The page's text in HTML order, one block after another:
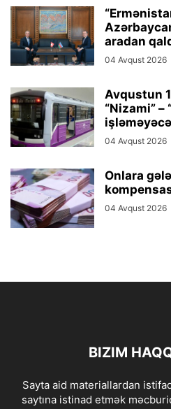
aradan
04 Avqust 2026
Avqustun
“Nizami” –
04 Avqust 2026
Onlara
04 Avqust 2026
BIZIM
Sayta aid materiallardan
saytına istinad etmək